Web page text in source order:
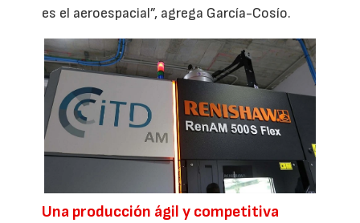
es el aeroespacial”, agrega García-Cosío.
Una producción ágil y competitiva